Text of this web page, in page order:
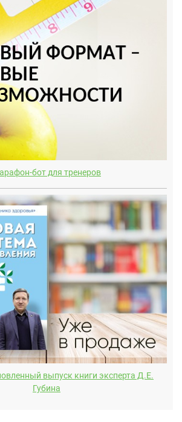
бот для тренеров
выпуск книги эксперта Д.E.
Губина